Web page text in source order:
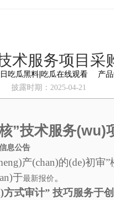
吃瓜黑料|吃瓜在线观看 产
术服务项目采
披露时期：2025-04-21
”技术服务(wu)
息公告
产(chan)的
于最新报价。
式审计” 技巧服务于